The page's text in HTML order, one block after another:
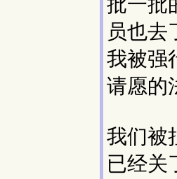
员也去
我被强
请愿的
我们被
已经关